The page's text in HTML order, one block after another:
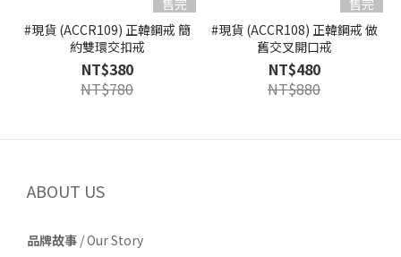
售完
#現貨 (ACCR109) 正韓鋼戒 簡
約雙環交扣戒
NT$380
NT$780
售完
#現貨 (ACCR108) 正韓鋼戒 做
舊交叉開口戒
NT$480
NT$880
ABOUT US
品牌故事 /Our Story